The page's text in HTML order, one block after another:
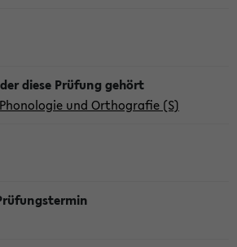
und Orthografie (S)